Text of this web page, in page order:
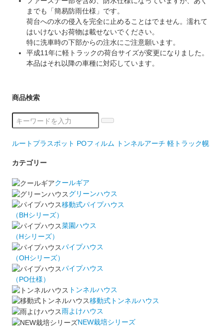
までも「簡易防雨仕様」です。
荷台への水の侵入を完全に止めることはでません。濡れて
はいけないお荷物は載せないでください。
特に洗車時の下部からの注水にご注意願います。
平成11年に軽トラックの荷台サイズが変更になりました。
本品はそれ以降の車種に対応しています。
商品検索
ルートプラスポット POフィルム トンネルアーチ 軽トラック幌
カテゴリー
クールギア
グリーンハウス
移動式パイプハウス
（BHシリーズ）
菜園ハウス
（Hシリーズ）
パイプハウス
（OHシリーズ）
パイプハウス
（PO仕様）
トンネルハウス
移動式トンネルハウス
雨よけハウス
NEW栽培シリーズ